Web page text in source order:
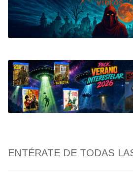
Bluray
Clasificada S
artwork
fantaterror
Jesús Franco
ENTÉRATE DE TODAS